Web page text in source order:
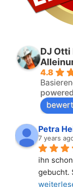
DJ Otti
4.8
Petra
7 years
ihn
gebucht.